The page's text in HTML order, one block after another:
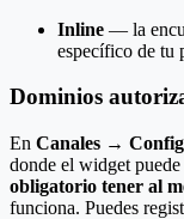
Inline — la
específico de tu
Dominios
En Canales →
donde el widget
obligatorio tener al
funciona. Puedes